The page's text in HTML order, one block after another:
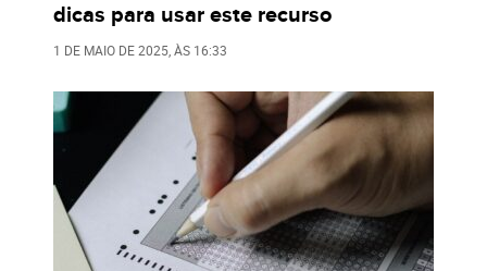
dicas para usar este recurso
1 DE MAIO DE 2025, ÀS 16:33